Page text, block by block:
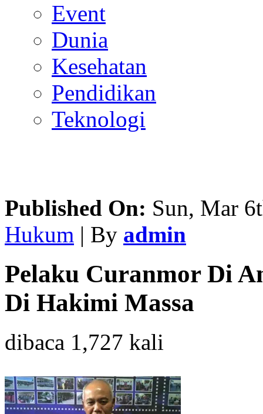
Event
Dunia
Kesehatan
Pendidikan
Teknologi
Published On: Sun, Mar
Hukum | By admin
Pelaku Curanmor Di
Di Hakimi Massa
dibaca 1,727 kali